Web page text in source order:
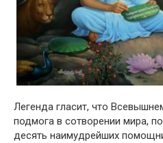
Легенда гласит, что
подмога в сотворении мира,
десять наимудрейших